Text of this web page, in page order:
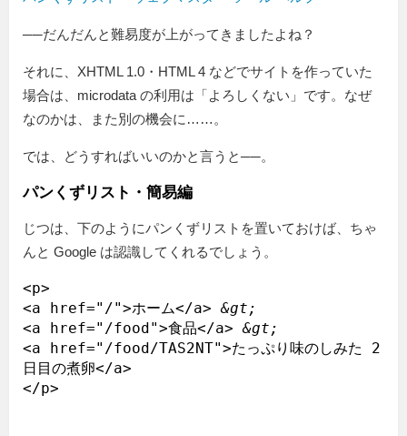
──だんだんと難易度が上がってきましたよね？
それに、XHTML 1.0・HTML 4 などでサイトを作っていた
場合は、microdata の利用は「よろしくない」です。なぜ
なのかは、また別の機会に……。
では、どうすればいいのかと言うと──。
パンくずリスト・簡易編
じつは、下のようにパンくずリストを置いておけば、ちゃ
んと Google は認識してくれるでしょう。
<p>
<a href="/">ホーム</a> &gt;
<a href="/food">食品</a> &gt;
<a href="/food/TAS2NT">たっぷり味のしみた 2
日目の煮卵</a>